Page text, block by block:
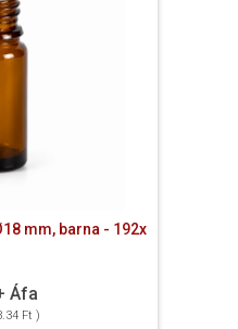
mm, barna - 192x
Áfa
Ft )